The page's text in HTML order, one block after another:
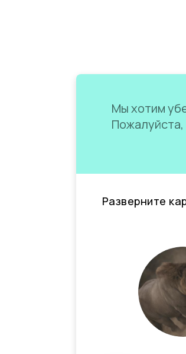
Мы хотим
Пожалуйста,
Разверните